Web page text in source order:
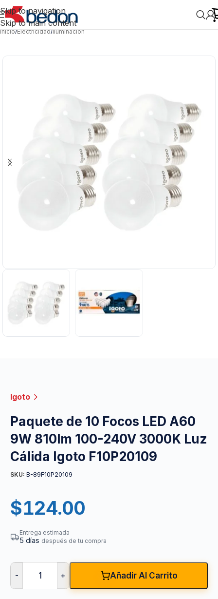
Skip to navigation
Skip to main content
Inicio/Electricidad/Iluminación
Igoto
Paquete de 10 Focos LED A60
9W 810lm 100-240V 3000K Luz
Cálida Igoto F10P20109
SKU: B-89F10P20109
$124.00
Entrega estimada
5 días después de tu compra
- + Añadir Al Carrito